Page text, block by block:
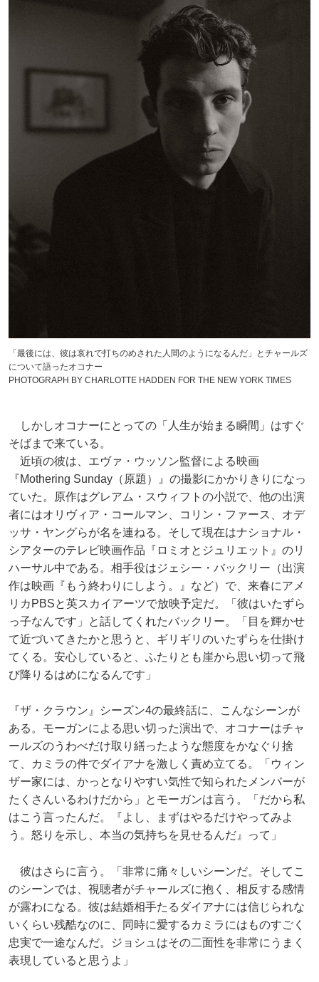
「最後には、彼は哀れで打ちのめされた人間のようになるんだ」とチャールズ
について語ったオコナー
PHOTOGRAPH BY CHARLOTTE HADDEN FOR THE NEW YORK TIMES
しかしオコナーにとっての「人生が始まる瞬間」はすぐ
そばまで来ている。
近頃の彼は、エヴァ・ウッソン監督による映画
『Mothering Sunday（原題）』の撮影にかかりきりになっ
ていた。原作はグレアム・スウィフトの小説で、他の出演
者にはオリヴィア・コールマン、コリン・ファース、オデ
ッサ・ヤングらが名を連ねる。そして現在はナショナル・
シアターのテレビ映画作品『ロミオとジュリエット』のリ
ハーサル中である。相手役はジェシー・バックリー（出演
作は映画『もう終わりにしよう。』など）で、来春にアメ
リカPBSと英スカイアーツで放映予定だ。「彼はいたずら
っ子なんです」と話してくれたバックリー。「目を輝かせ
て近づいてきたかと思うと、ギリギリのいたずらを仕掛け
てくる。安心していると、ふたりとも崖から思い切って飛
び降りるはめになるんです」
『ザ・クラウン』シーズン4の最終話に、こんなシーンが
ある。モーガンによる思い切った演出で、オコナーはチャ
ールズのうわべだけ取り繕ったような態度をかなぐり捨
て、カミラの件でダイアナを激しく責め立てる。「ウィン
ザー家には、かっとなりやすい気性で知られたメンバーが
たくさんいるわけだから」とモーガンは言う。「だから私
はこう言ったんだ。『よし、まずはやるだけやってみよ
う。怒りを示し、本当の気持ちを見せるんだ』って」
彼はさらに言う。「非常に痛々しいシーンだ。そしてこ
のシーンでは、視聴者がチャールズに抱く、相反する感情
が露わになる。彼は結婚相手たるダイアナには信じられな
いくらい残酷なのに、同時に愛するカミラにはものすごく
忠実で一途なんだ。ジョシュはその二面性を非常にうまく
表現していると思うよ」